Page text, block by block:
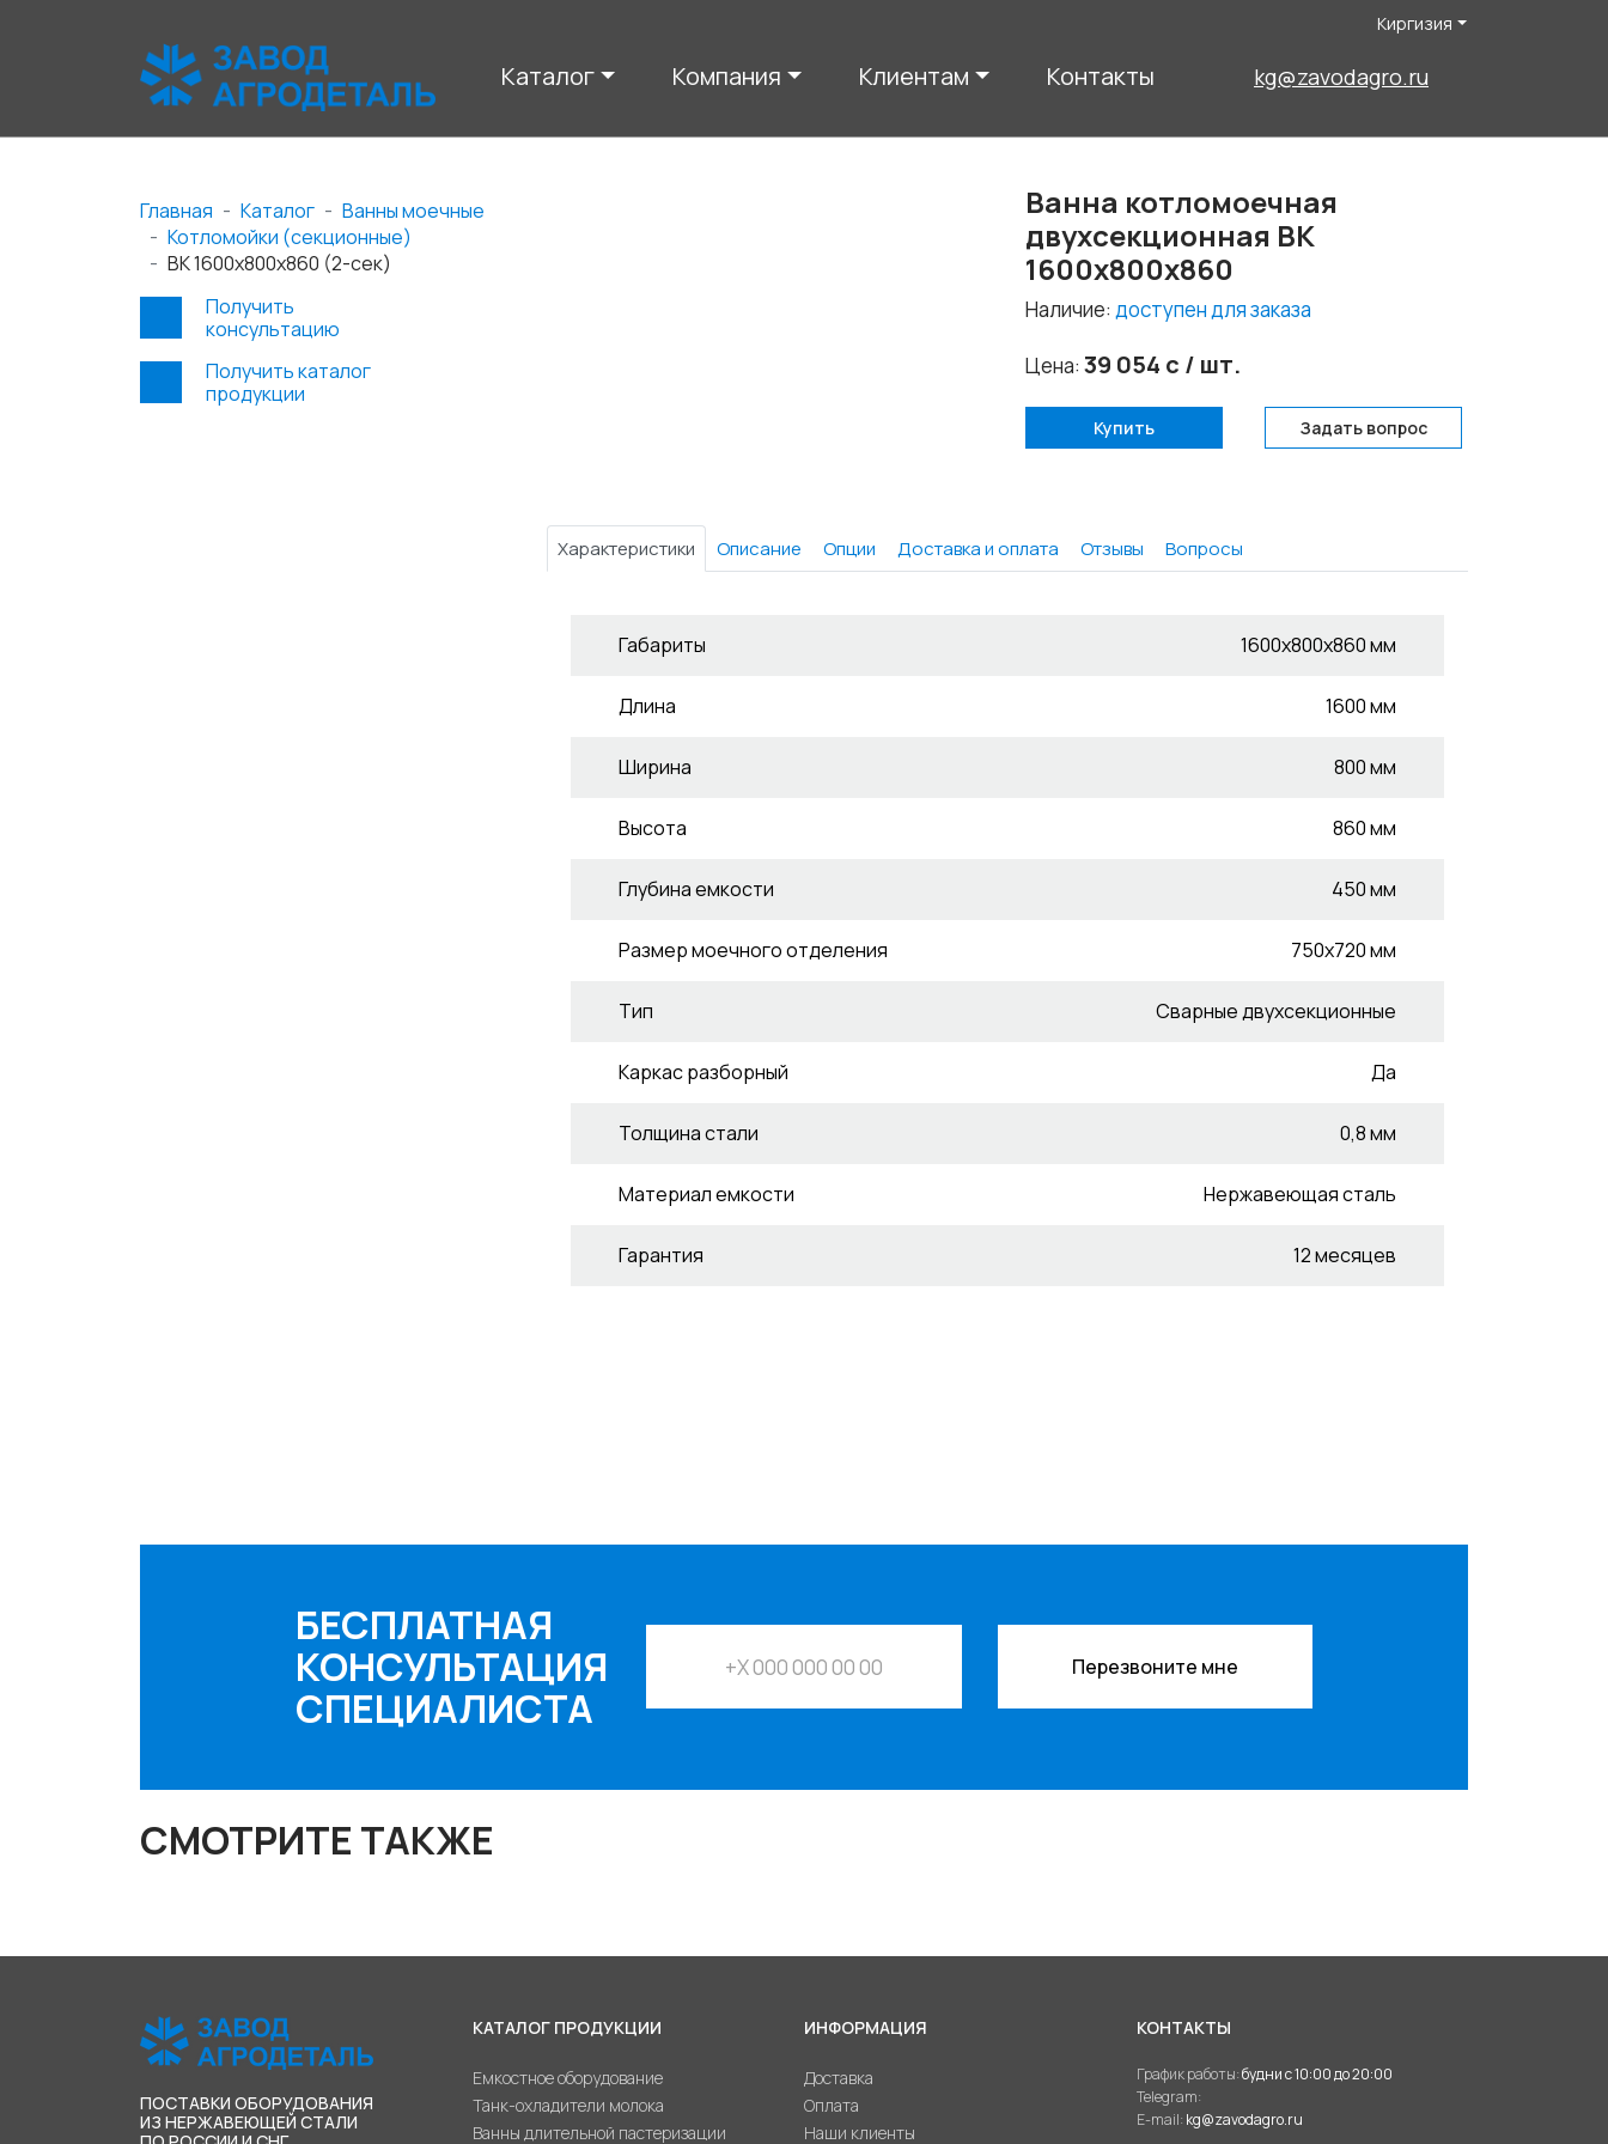
Киргизия
Каталог Компания Клиентам Контакты kg@zavodagro.ru
Главная Каталог
Ванны моечные
Котломойки (секционные)
ВК 1600x800x860 (2-сек)
Получить
консультацию
Получить каталог
продукции
Ванна котломоечная
двухсекционная ВК
1600x800x860
Наличие: доступен для заказа
Цена: 39 054 с / шт.
Купить Задать вопрос
Характеристики Описание Опции Доставка и оплата Отзывы Вопросы
Габариты 1600x800x860 мм
Длина 1600 мм
Ширина 800 мм
Высота 860 мм
Глубина емкости 450 мм
Размер моечного отделения 750x720 мм
Тип Сварные двухсекционные
Каркас разборный Да
Толщина стали 0,8 мм
Материал емкости Нержавеющая сталь
Гарантия 12 месяцев
БЕСПЛАТНАЯ
КОНСУЛЬТАЦИЯ
СПЕЦИАЛИСТА
Перезвоните мне
СМОТРИТЕ ТАКЖЕ
ПОСТАВКИ ОБОРУДОВАНИЯ
ИЗ НЕРЖАВЕЮЩЕЙ СТАЛИ
КАТАЛОГ ПРОДУКЦИИ
Емкостное оборудование
Танк-охладители молока
Ванны длительной пастеризации
ИНФОРМАЦИЯ
Доставка
Оплата
Наши клиенты
КОНТАКТЫ
График работы:будни с 10:00 до 20:00
Telegram:
E-mail: kg@zavodagro.ru